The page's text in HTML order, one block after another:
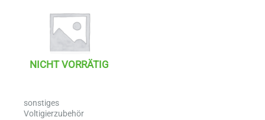
NICHT VORRÄTIG
sonstiges
Voltigierzubehör